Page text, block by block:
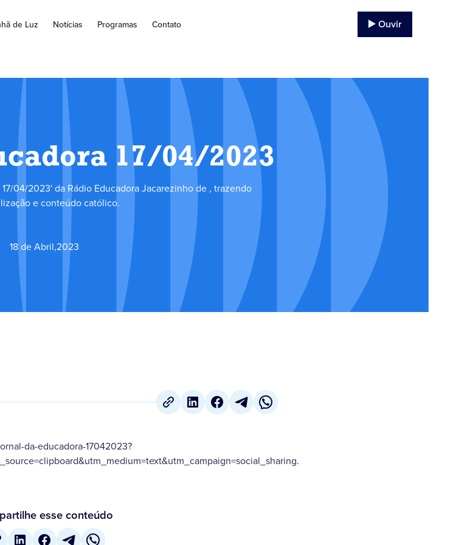
de Luz Notícias Programas Contato ▶️ Ouvir
17/04/2023
04/2023' da Rádio Educadora Jacarezinho de , trazendo
e conteúdo católico.
18 de Abril,2023
da-educadora-17042023?
esse conteúdo